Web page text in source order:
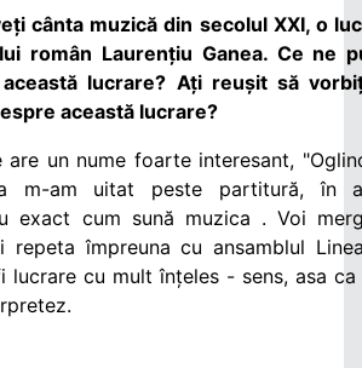
cânta muzică din secolul XXI, o
român Laurențiu Ganea. Ce ne
lucrare? Ați reușit să
această lucrare?
are un nume foarte interesant,
m-am uitat peste partitură, în
exact cum sună muzica . Voi
repeta împreuna cu ansamblul
lucrare cu mult înțeles - sens, asa ca